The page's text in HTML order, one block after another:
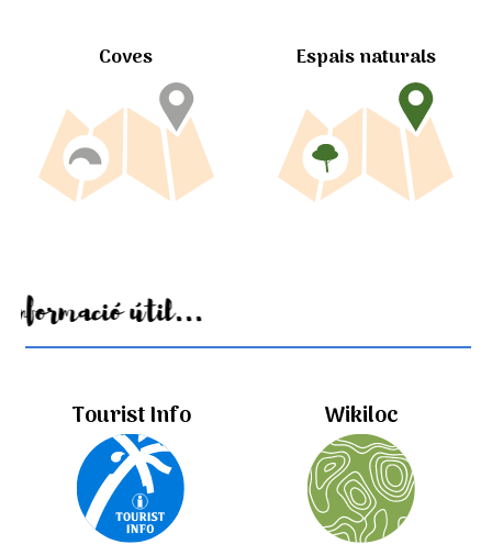
Coves Espais naturals
Informació útil...
Tourist Info Wikiloc